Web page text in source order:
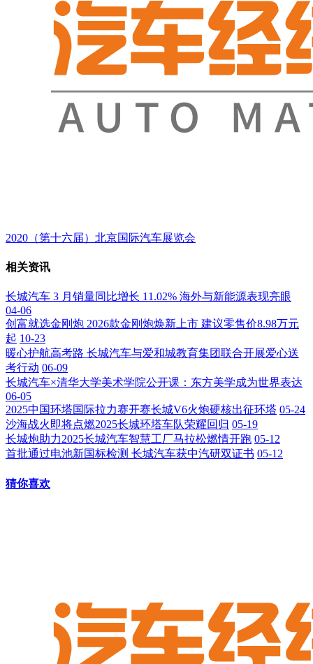
2020（第十六届）北京国际汽车展览会
相关资讯
长城汽车 3 月销量同比增长 11.02% 海外与新能源表现亮眼
04-06
创富就选金刚炮 2026款金刚炮焕新上市 建议零售价8.98万元
起 10-23
暖心护航高考路 长城汽车与爱和城教育集团联合开展爱心送
考行动 06-09
长城汽车×清华大学美术学院公开课：东方美学成为世界表达
06-05
2025中国环塔国际拉力赛开赛长城V6火炮硬核出征环塔 05-24
沙海战火即将点燃2025长城环塔车队荣耀回归 05-19
长城炮助力2025长城汽车智慧工厂马拉松燃情开跑 05-12
首批通过电池新国标检测 长城汽车获中汽研双证书 05-12
猜你喜欢